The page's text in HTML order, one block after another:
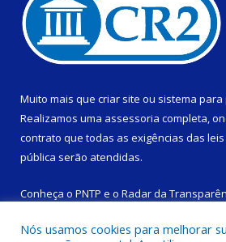
Muito mais que criar site ou sistema
Realizamos uma assessoria completa,
contrato que todas as exigências das
pública serão atendidas.
Conheça o PNTP e o Radar da
Nós usamos cookies para melhorar